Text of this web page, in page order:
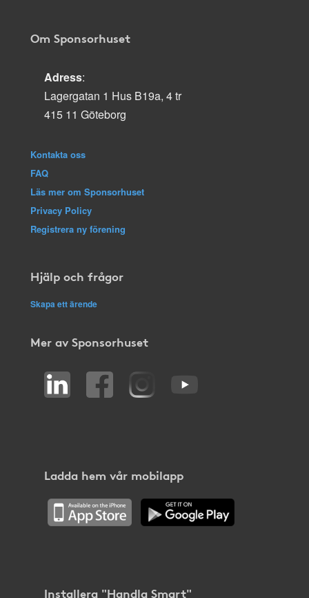
Om Sponsorhuset
Adress:
Lagergatan 1 Hus B19a, 4 tr
415 11 Göteborg
Kontakta oss
FAQ
Läs mer om Sponsorhuset
Privacy Policy
Registrera ny förening
Hjälp och frågor
Skapa ett ärende
Mer av Sponsorhuset
Ladda hem vår mobilapp
Installera "Handla Smart"